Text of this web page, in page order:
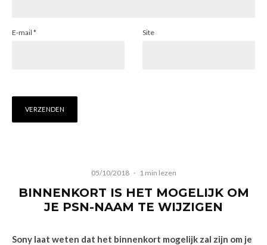
E-mail * Site
05/10/2018 · 1 min lezen
BINNENKORT IS HET MOGELIJK OM
JE PSN-NAAM TE WIJZIGEN
Sony laat weten dat het binnenkort mogelijk zal zijn om je